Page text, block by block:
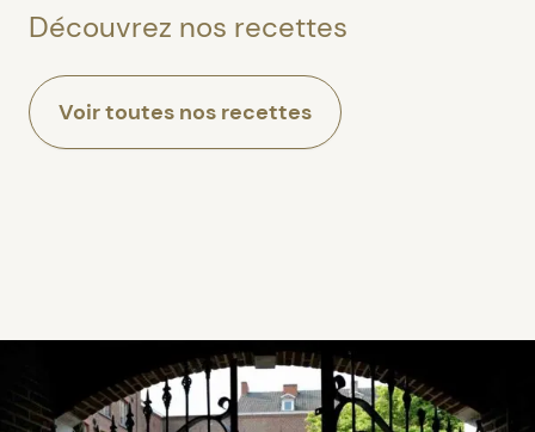
Découvrez nos recettes
Voir toutes nos recettes